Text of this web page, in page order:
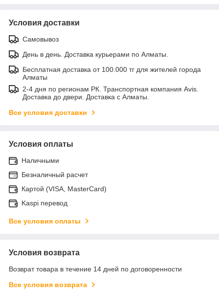
Условия доставки
Самовывоз
День в день. Доставка курьерами по Алматы.
Бесплатная доставка от 100.000 тг для жителей города
Алматы
2-4 дня по регионам РК. Транспортная компания Avis.
Доставка до двери. Доставка с Алматы.
Все условия доставки
Условия оплаты
Наличными
Безналичный расчет
Картой (VISA, MasterCard)
Kaspi перевод
Все условия оплаты
Условия возврата
Возврат товара в течение 14 дней по договоренности
Все условия возврата